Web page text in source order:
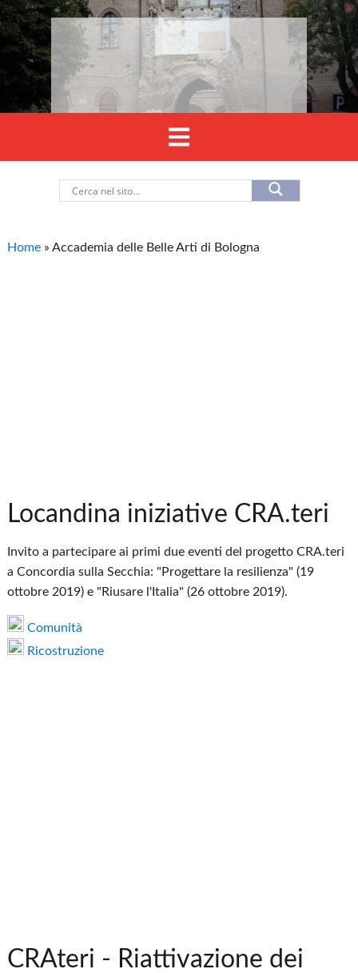
Home »Accademia delle Belle Arti di Bologna
Locandina iniziative CRA.teri
Invito a partecipare ai primi due eventi del progetto CRA.teri
a Concordia sulla Secchia: "Progettare la resilienza" (19
ottobre 2019) e "Riusare l'Italia" (26 ottobre 2019).
Comunità
Ricostruzione
CRAteri - Riattivazione dei